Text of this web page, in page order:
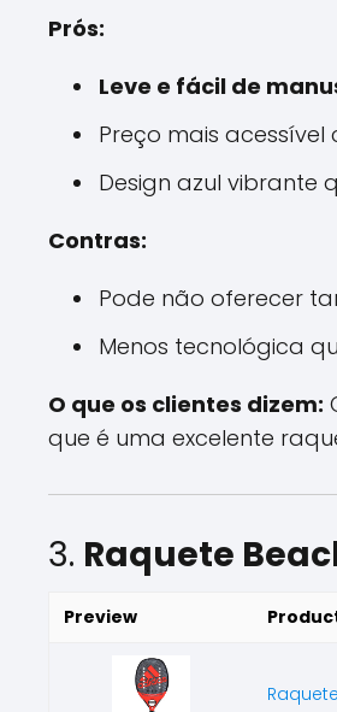
Prós:
Leve e fácil de
Preço mais
Design azul vibrante
Contras:
Pode não oferecer
Menos tecnológica
O que os clientes dizem:
que é uma excelente
3. Raquete
Preview